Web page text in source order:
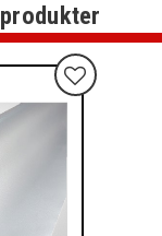
Lägg till i